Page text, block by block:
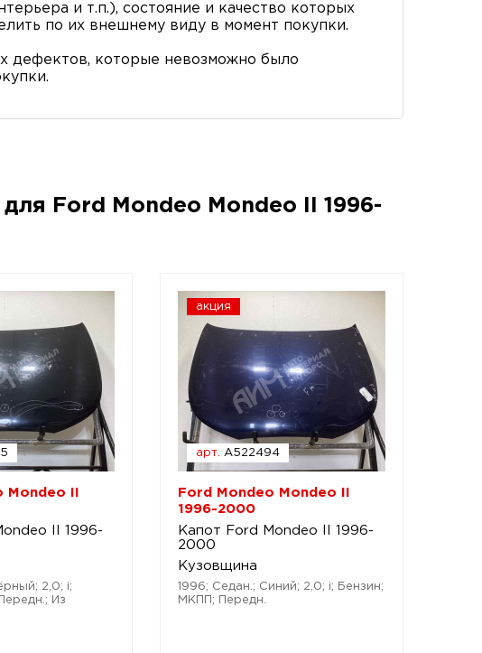
и т.п.), состояние и качество которых
по их внешнему виду в момент покупки.
дефектов, которые невозможно было
Ford Mondeo Mondeo II 1996-
Mondeo II
II 1996-
2,0; i;
Из
акция
арт. A522494
Ford Mondeo Mondeo II
1996-2000
Капот Ford Mondeo II 1996-
2000
Кузовщина
1996; Седан.; Синий; 2,0; i; Бензин;
МКПП; Передн.